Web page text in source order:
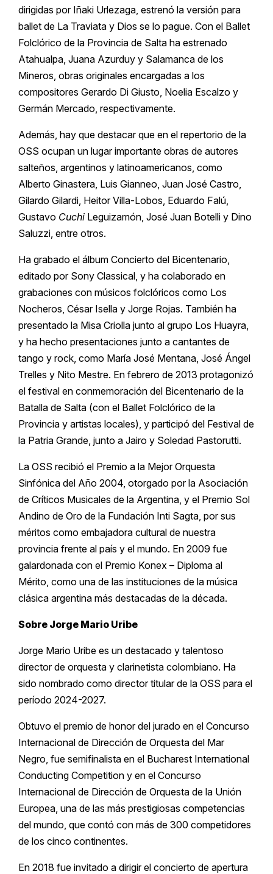
dirigidas por Iñaki Urlezaga, estrenó la versión para
ballet de La Traviata y Dios se lo pague. Con el Ballet
Folclórico de la Provincia de Salta ha estrenado
Atahualpa, Juana Azurduy y Salamanca de los
Mineros, obras originales encargadas a los
compositores Gerardo Di Giusto, Noelia Escalzo y
Germán Mercado, respectivamente.
Además, hay que destacar que en el repertorio de la
OSS ocupan un lugar importante obras de autores
salteños, argentinos y latinoamericanos, como
Alberto Ginastera, Luis Gianneo, Juan José Castro,
Gilardo Gilardi, Heitor Villa-Lobos, Eduardo Falú,
Gustavo Cuchi Leguizamón, José Juan Botelli y Dino
Saluzzi, entre otros.
Ha grabado el álbum Concierto del Bicentenario,
editado por Sony Classical, y ha colaborado en
grabaciones con músicos folclóricos como Los
Nocheros, César Isella y Jorge Rojas. También ha
presentado la Misa Criolla junto al grupo Los Huayra,
y ha hecho presentaciones junto a cantantes de
tango y rock, como María José Mentana, José Ángel
Trelles y Nito Mestre. En febrero de 2013 protagonizó
el festival en conmemoración del Bicentenario de la
Batalla de Salta (con el Ballet Folclórico de la
Provincia y artistas locales), y participó del Festival de
la Patria Grande, junto a Jairo y Soledad Pastorutti.
La OSS recibió el Premio a la Mejor Orquesta
Sinfónica del Año 2004, otorgado por la Asociación
de Críticos Musicales de la Argentina, y el Premio Sol
Andino de Oro de la Fundación Inti Sagta, por sus
méritos como embajadora cultural de nuestra
provincia frente al país y el mundo. En 2009 fue
galardonada con el Premio Konex – Diploma al
Mérito, como una de las instituciones de la música
clásica argentina más destacadas de la década.
Sobre Jorge Mario Uribe
Jorge Mario Uribe es un destacado y talentoso
director de orquesta y clarinetista colombiano. Ha
sido nombrado como director titular de la OSS para el
período 2024-2027.
Obtuvo el premio de honor del jurado en el Concurso
Internacional de Dirección de Orquesta del Mar
Negro, fue semifinalista en el Bucharest International
Conducting Competition y en el Concurso
Internacional de Dirección de Orquesta de la Unión
Europea, una de las más prestigiosas competencias
del mundo, que contó con más de 300 competidores
de los cinco continentes.
En 2018 fue invitado a dirigir el concierto de apertura